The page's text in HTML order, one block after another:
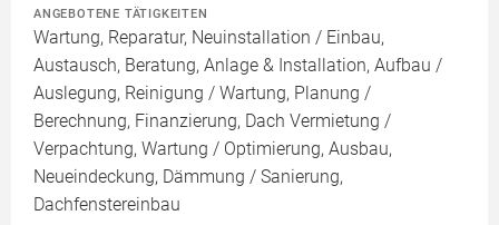
ANGEBOTENE TÄTIGKEITEN
Wartung, Reparatur, Neuinstallation / Einbau,
Austausch, Beratung, Anlage & Installation, Aufbau /
Auslegung, Reinigung / Wartung, Planung /
Berechnung, Finanzierung, Dach Vermietung /
Verpachtung, Wartung / Optimierung, Ausbau,
Neueindeckung, Dämmung / Sanierung,
Dachfenstereinbau